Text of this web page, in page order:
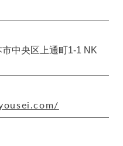
中央区上通町1-1 NK